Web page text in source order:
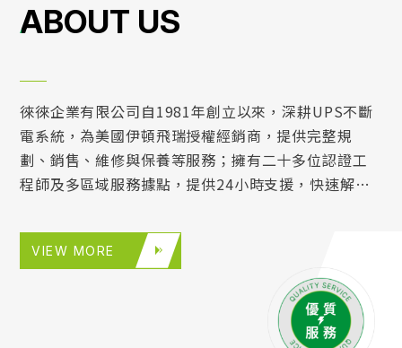
ABOUT US
徠徠企業有限公司自1981年創立以來，深耕UPS不斷
電系統，為美國伊頓飛瑞授權經銷商，提供完整規
劃、銷售、維修與保養等服務；擁有二十多位認證工
程師及多區域服務據點，提供24小時支援，快速解決
賴。
VIEW MORE